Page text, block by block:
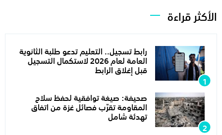
الأكثر قراءة
رابط تسجيل.. التعليم تدعو طلبة الثانوية
العامة لعام 2026 لاستكمال التسجيل
قبل إغلاق الرابط
صحيفة: صيغة توافقية لحفظ سلاح
المقاومة تقرّب فصائل غزة من اتفاق
تهدئة شامل